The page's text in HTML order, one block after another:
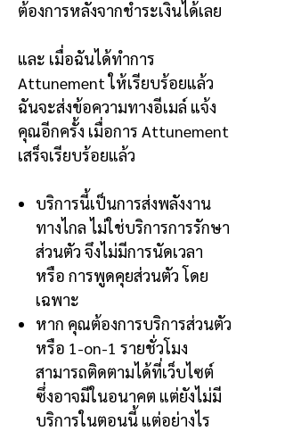
ต้องการหลังจากชำระเงินได้เลย
และ เมื่อฉันได้ทำการ
Attunementให้เรียบร้อยแล้ว
ฉันจะส่งข้อความทางอีเมล์ แจ้ง
คุณอีกครั้ง เมื่อการ Attunement
เสร็จเรียบร้อยแล้ว
บริการนี้เป็นการส่งพลังงาน
ทางไกล ไม่ใช่บริการการรักษา
ส่วนตัว จึงไม่มีการนัดเวลา
หรือ การพูดคุยส่วนตัว โดย
เฉพาะ
หาก คุณต้องการบริการส่วนตัว
หรือ 1-on-1 รายชั่วโมง
สามารถติดตามได้ที่เว็บไซต์
ซึ่งอาจมีในอนาคต แต่ยังไม่มี
บริการในตอนนี้ แต่อย่างไร